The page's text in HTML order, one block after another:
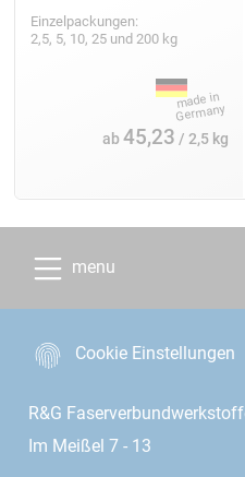
Einzelpackungen:
2,5, 5, 10, 25 und 200 kg
ab45,23 / 2,5 kg
menu
Cookie Einstellungen
R&G
Im Meißel 7 - 13